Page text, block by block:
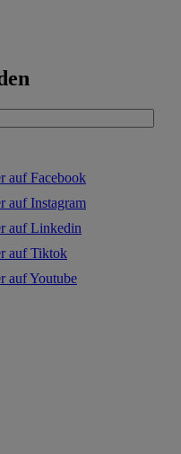
auf Facebook
auf Instagram
auf Linkedin
auf Tiktok
auf Youtube